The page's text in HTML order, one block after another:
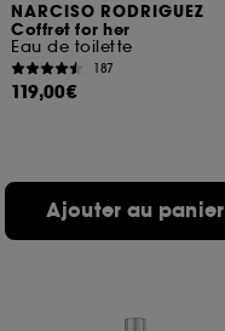
NARCISO RODRIGUEZ
Coffret for her
Eau de toilette
187
119,00€
Ajouter au panier